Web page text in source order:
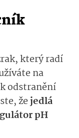
který radí
na
odstranění
žejedlá
pH